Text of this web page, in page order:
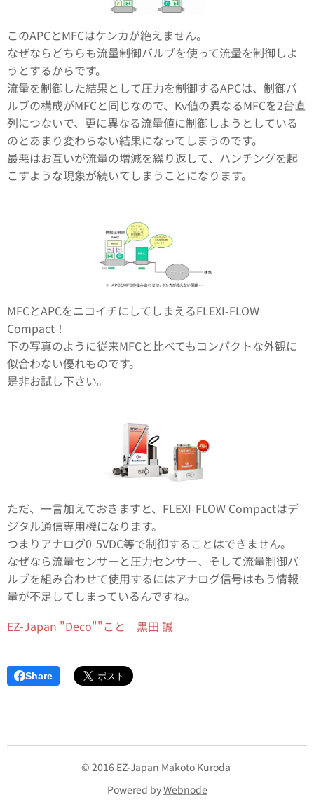
このAPCとMFCはケンカが絶えません。
なぜならどちらも流量制御バルブを使って流量を制御しよ
うとするからです。
流量を制御した結果として圧力を制御するAPCは、制御バ
ルブの構成がMFCと同じなので、Kv値の異なるMFCを2台直
列につないで、更に異なる流量値に制御しようとしている
のとあまり変わらない結果になってしまうのです。
最悪はお互いが流量の増減を繰り返して、ハンチングを起
こすような現象が続いてしまうことになります。
MFCとAPCをニコイチにしてしまえるFLEXI-FLOW
Compact！
下の写真のように従来MFCと比べてもコンパクトな外観に
似合わない優れものです。
是非お試し下さい。
ただ、一言加えておきますと、FLEXI-FLOW Compactはデ
ジタル通信専用機になります。
つまりアナログ0-5VDC等で制御することはできません。
なぜなら流量センサーと圧力センサー、そして流量制御バ
ルブを組み合わせて使用するにはアナログ信号はもう情報
量が不足してしまっているんですね。
EZ-Japan "Deco""こと 黒田 誠
Share
© 2016 EZ-Japan Makoto Kuroda
Powered byWebnode